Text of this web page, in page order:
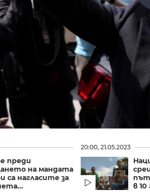
преди
на мандата
са нагласите за
20:00, 21.05.2023
в 10